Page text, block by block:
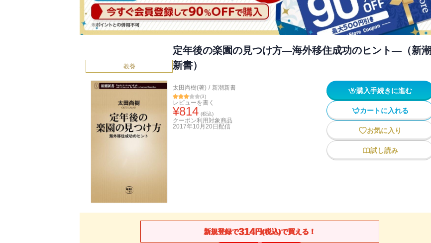
教養
定年後の楽園の見つけ方―海外移住成功のヒント―（新潮
新書）
太田尚樹(著) / 新潮新書
(3)
レビューを書く
¥814 (税込)
クーポン利用対象商品
2017年10月20日 配信
購入手続きに進む
カートに入れる
お気に入り
試し読み
新規登録で314円(税込)で買える！